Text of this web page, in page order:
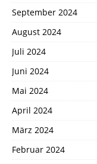
September 2024
August 2024
Juli 2024
Juni 2024
Mai 2024
April 2024
März 2024
Februar 2024